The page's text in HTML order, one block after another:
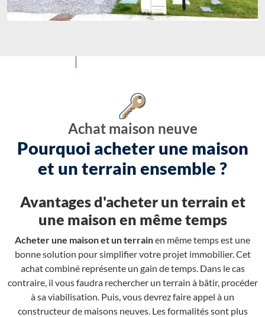
Achat maison neuve
Pourquoi acheter une maison
et un terrain ensemble ?
Avantages d'acheter un terrain et
une maison en même temps
Acheter une maison et un terrainen même temps est une
bonne solution pour simplifier votre projet immobilier. Cet
achat combiné représente un gain de temps. Dans le cas
contraire, il vous faudra rechercher un terrain à bâtir, procéder
à sa viabilisation. Puis, vous devrez faire appel à un
constructeur de maisons neuves. Les formalités sont plus